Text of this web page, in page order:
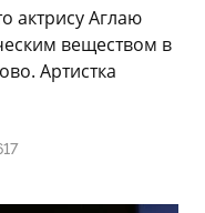
актрису Аглаю
веществом в
Артистка